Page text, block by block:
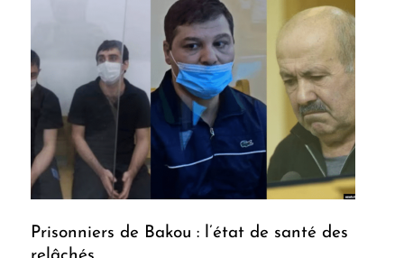
Prisonniers de Bakou : l’état de santé des